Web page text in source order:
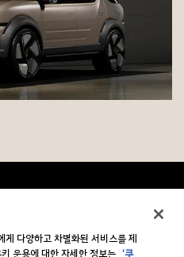
뉴
보
하
다양하고 차별화된 서비스를 제
운용에 대한 자세한 정보는 '쿠